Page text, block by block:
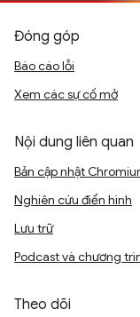
Đóng góp
Báo cáo lỗi
Xem các sự cố mở
Nội dung liên quan
Bản cập nhật
Nghiên cứu điển hình
Lưu trữ
Podcast và chương
Theo dõi